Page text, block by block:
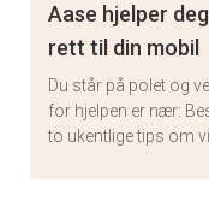
Aase hjelper
rett til din mobil
Du står på polet og
for hjelpen er nær:
to ukentlige tips om